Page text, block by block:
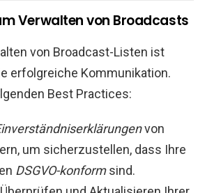
Verwalten von Broadcasts
von Broadcast-Listen ist
erfolgreiche Kommunikation.
Best Practices:
von
um sicherzustellen, dass Ihre
DSGVO-konformsind.